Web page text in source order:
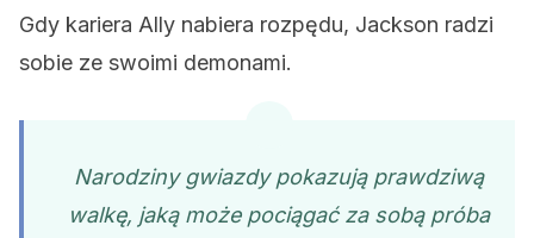
Gdy kariera Ally nabiera rozpędu, Jackson radzi
sobie ze swoimi demonami.
Narodziny gwiazdy pokazują prawdziwą
walkę, jaką może pociągać za sobą próba